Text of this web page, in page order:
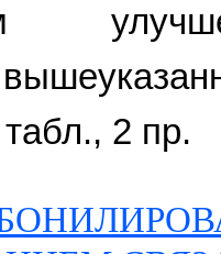
2 пр.